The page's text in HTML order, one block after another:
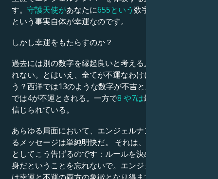
す。 守護天使があなたに655という数字を提示している
という事実自体が幸運なのです。
しかし幸運をもたらすのか？
過去には別の数字を縁起良いと考える人々もいたかもし
れない。とはいえ、全てが不運なわけにはいかないだろ
う？西洋では13のような数字が不吉と見なされ、東洋
では4が不運とされる。一方で8 や7は最も縁起が良いと
信じられている。
あらゆる局面において、エンジェルナンバー655が伝え
るメッセージは単純明快だ。 それは、むしろ注意喚起
としてこう告げるのです：ルールを決めるのはあなた自
身だということを忘れないで。エンジェルナンバー655